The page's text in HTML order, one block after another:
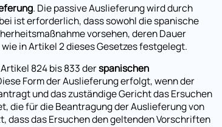
. Die passive Auslieferung wird durch
ist erforderlich, dass sowohl die spanische
vorsehen, deren Dauer
in Artikel 2 dieses Gesetzes festgelegt.
824 bis 833 derspanischen
Form der Auslieferung erfolgt, wenn der
und das zuständige Gericht das Ersuchen
die für die Beantragung der Auslieferung von
das Ersuchen den geltenden Vorschriften